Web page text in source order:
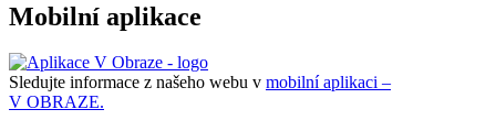
Mobilní aplikace
Sledujte informace z našeho webu v mobilní aplikaci –
V OBRAZE.